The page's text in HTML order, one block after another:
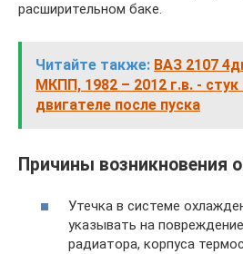
расширительном баке.
Читайте также: ВАЗ 2107
МКПП, 1982 – 2012 г.в. -
двигателе после пуска
Причины возникновения
Утечка в системе
указывать на
радиатора, корпуса